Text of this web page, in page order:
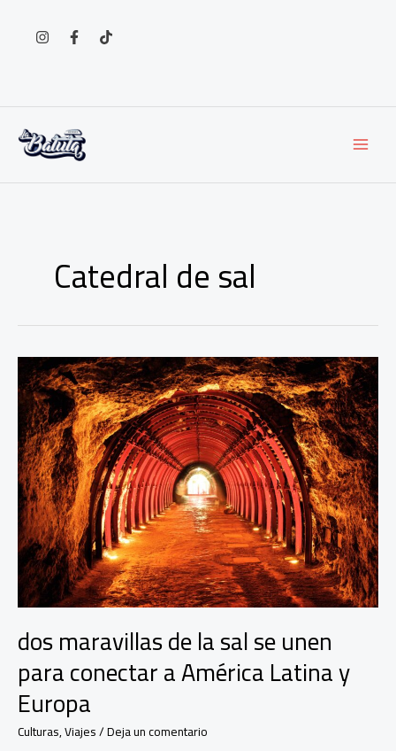
contenido
Catedral de sal
dos maravillas de la sal se unen
para conectar a América Latina y
Europa
Culturas,Viajes/Deja un comentario